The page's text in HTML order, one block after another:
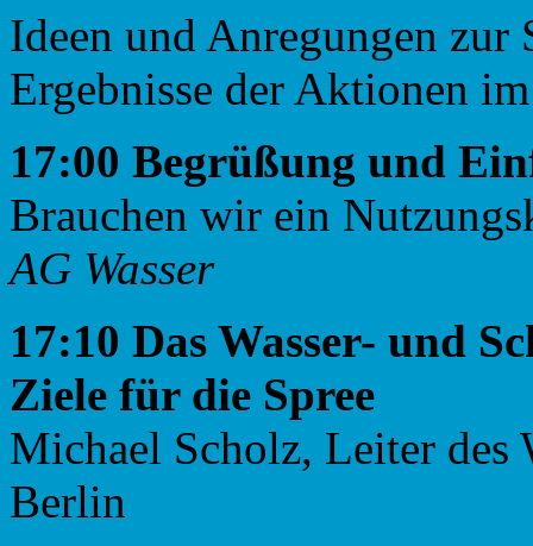
Ideen und Anregungen zur
Ergebnisse der Aktionen
17:00 Begrüßung und
Brauchen wir ein
AG Wasser
17:10 Das Wasser- und
Ziele für die Spree
Michael Scholz, Leiter des
Berlin